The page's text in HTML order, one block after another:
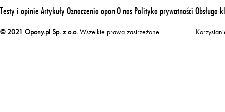
Testy i opinie ArtykułyOznaczenia oponO nas Polityka prywatności Obsługa
© 2021 Opony.pl Sp. z o.o. Wszelkie prawa zastrzeżone.